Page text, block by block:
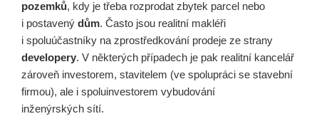
pozemků, kdy je třeba rozprodat zbytek parcel nebo
i postavený dům. Často jsou realitní makléři
i spoluúčastníky na zprostředkování prodeje ze strany
developery. V některých případech je pak realitní kancelář
zároveň investorem, stavitelem (ve spolupráci se stavební
firmou), ale i spoluinvestorem vybudování
inženýrských sítí.